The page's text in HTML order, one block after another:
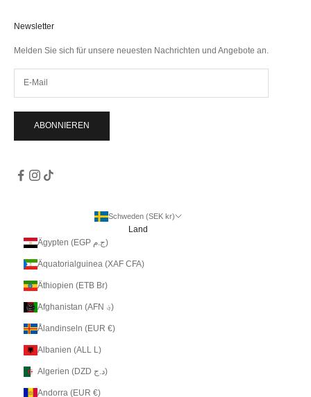
Newsletter
Melden Sie sich für unsere neuesten Nachrichten und Angebote an.
ABONNIEREN
Schweden (SEK kr)
Land
Ägypten (EGP ج.م)
Äquatorialguinea (XAF CFA)
Äthiopien (ETB Br)
Afghanistan (AFN ؋)
Ålandinseln (EUR €)
Albanien (ALL L)
Algerien (DZD د.ج)
Andorra (EUR €)